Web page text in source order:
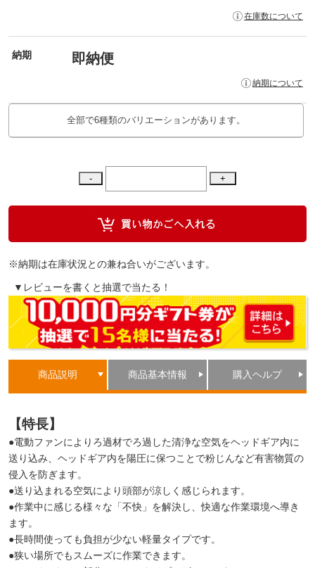
在庫数について
納期 即納便
納期について
全部で6種類のバリエーションがあります。
※納期は在庫状況との兼ね合いがございます。
▼レビューを書くと抽選で当たる！
商品説明 商品基本情報 購入ヘルプ
【特長】
●電動ファンによりろ過材でろ過した清浄な空気をヘッドギア内に
送り込み、ヘッドギア内を陽圧に保つことで粉じんなど有害物質の
侵入を防ぎます。
●送り込まれる空気により頭部が涼しく感じられます。
●作業中に感じる様々な「不快」を解決し、快適な作業環境へ導き
ます。
●長時間使っても負担が少ない軽量タイプです。
●狭い場所でもスムーズに作業できます。